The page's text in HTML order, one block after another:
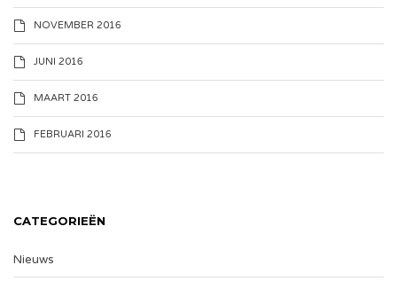
NOVEMBER 2016
JUNI 2016
MAART 2016
FEBRUARI 2016
CATEGORIEËN
Nieuws